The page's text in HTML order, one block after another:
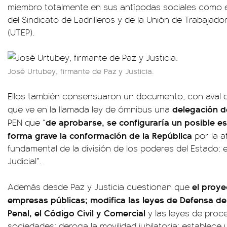
miembro totalmente en sus antípodas sociales como
del Sindicato de Ladrilleros y de la Unión de
(UTEP).
José Urtubey, firmante de Paz y Justicia.
Ellos también consensuaron un documento, con aval
que ve en la llamada ley de ómnibus una delegación
PEN que “de aprobarse, se configuraría un posible
forma grave la conformación de la República por la
fundamental de la división de los poderes del Estado:
Judicial”.
Además desde Paz y Justicia cuestionan que el
empresas públicas; modifica las leyes de Defensa
Penal, el Código Civil y Comercial y las leyes de